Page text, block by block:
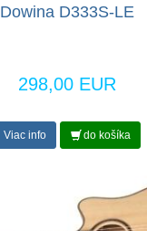
Dowina D333S-LE
298,00 EUR
Viac info do košíka